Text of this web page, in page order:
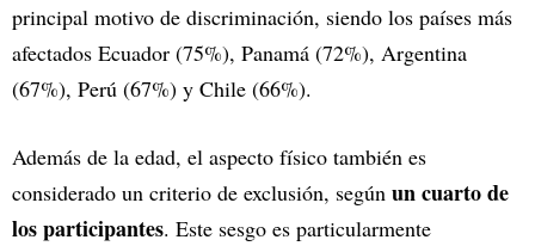
principal motivo de discriminación, siendo los países más
afectados Ecuador (75%), Panamá (72%), Argentina
(67%), Perú (67%) y Chile (66%).
Además de la edad, el aspecto físico también es
considerado un criterio de exclusión, según un cuarto de
los participantes. Este sesgo es particularmente